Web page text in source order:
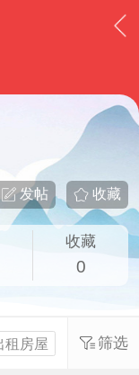
收藏
发帖
收藏
0
租房屋 求租房屋
筛选